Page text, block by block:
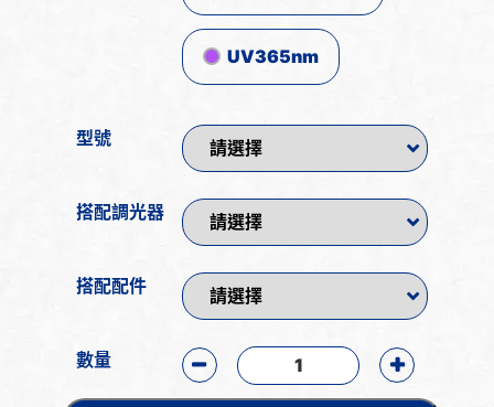
UV365nm
型號
搭配調光器
搭配配件
數量